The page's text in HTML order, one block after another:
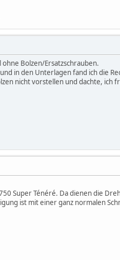
Bolzen/Ersatzschrauben.
in den Unterlagen fand ich die
nicht vorstellen und dachte, ich
Super Ténéré. Da dienen die
ist mit einer ganz normalen